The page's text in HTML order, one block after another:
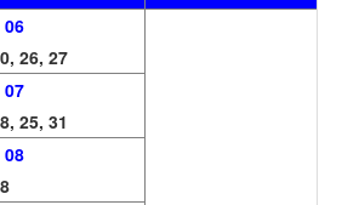
26, 27
25, 31